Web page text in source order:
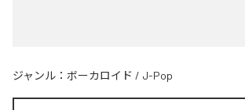
ジャンル： ボーカロイド / J-Pop